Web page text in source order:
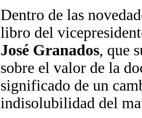
Dentro de las
libro del
José Granados, que
sobre el valor de la
significado de un
indisolubilidad del